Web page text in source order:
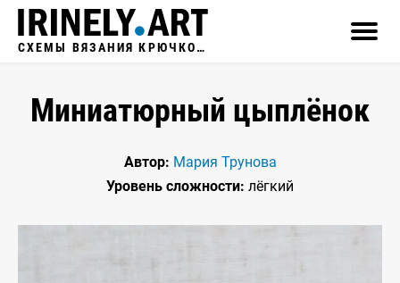
СХЕМЫ ВЯЗАНИЯ КРЮЧКОМ
Миниатюрный цыплёнок
Автор: Мария Трунова
Уровень сложности: лёгкий